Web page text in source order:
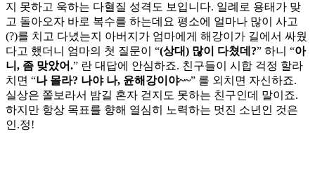
지 못하고 욱하는 다혈질 성격도 보입니다. 일례로 용태가 맞
고 돌아오자 바로 복수를 하는데요 평소에 얼마나 많이 사고
(?)를 치고 다녔는지 아버지가 엄마에게 해강이가 길에서 싸웠
다고 했더니 엄마의 첫 질문이 “(상대) 많이 다쳤데?” 하니 “아
니, 좀 맞았어.” 란 대답에 안심하죠. 친구들이 시합 걱정 할라
치면 “나 몰라? 나야 나, 윤해강이야~~” 를 외치면 자신하죠.
실상은 쫄보라서 밤길 혼자 걷지도 못하는 친구인데 말이죠.
하지만 항상 목표를 향해 열심히 노력하는 멋진 소년인 것은
인.정!